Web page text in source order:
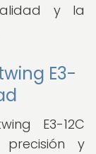
y la
E3-
E3-12C
y